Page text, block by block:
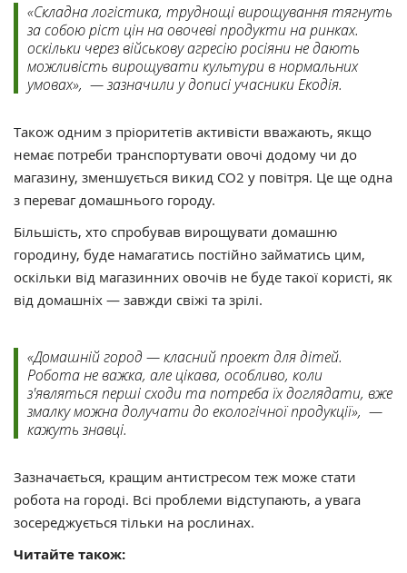
«Складна логістика, труднощі вирощування тягнуть
за собою ріст цін на овочеві продукти на ринках.
оскільки через військову агресію росіяни не дають
можливість вирощувати культури в нормальних
умовах», — зазначили у дописі учасники Екодія.
Також одним з пріоритетів активісти вважають, якщо
немає потреби транспортувати овочі додому чи до
магазину, зменшується викид CO2 у повітря. Це ще одна
з переваг домашнього городу.
Більшість, хто спробував вирощувати домашню
городину, буде намагатись постійно займатись цим,
оскільки від магазинних овочів не буде такої користі, як
від домашніх — завжди свіжі та зрілі.
«Домашній город — класний проект для дітей.
Робота не важка, але цікава, особливо, коли
з'являться перші сходи та потреба їх доглядати, вже
змалку можна долучати до екологічної продукції», —
кажуть знавці.
Зазначається, кращим антистресом теж може стати
робота на городі. Всі проблеми відступають, а увага
зосереджується тільки на рослинах.
Читайте також: